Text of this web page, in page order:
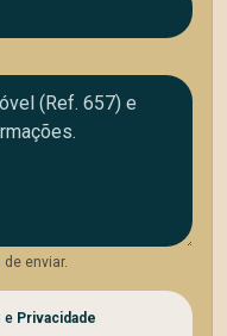
enviar.
e Privacidade